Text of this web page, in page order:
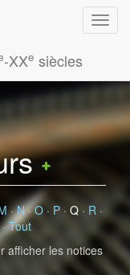
-XXe siècles
·N·O · P· Q · R ·
Tout
afficher les notices